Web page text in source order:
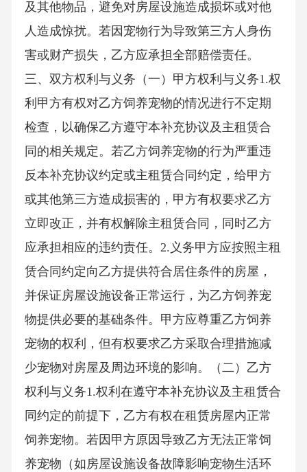
及其他物品，避免对房屋设施造成损坏或对他
人造成惊扰。若因宠物行为导致第三方人身伤
害或财产损失，乙方应承担全部赔偿责任。
三、双方权利与义务（一）甲方权利与义务1.权
利甲方有权对乙方饲养宠物的情况进行不定期
检查，以确保乙方遵守本补充协议及主租赁合
同的相关规定。若乙方饲养宠物的行为严重违
反本补充协议约定或主租赁合同约定，给甲方
或其他第三方造成损害的，甲方有权要求乙方
立即改正，并有权解除主租赁合同，同时乙方
应承担相应的违约责任。2.义务甲方应按照主租
赁合同约定向乙方提供符合居住条件的房屋，
并保证房屋设施设备正常运行，为乙方饲养宠
物提供必要的基础条件。甲方应尊重乙方饲养
宠物的权利，但有权要求乙方采取合理措施减
少宠物对房屋及周边环境的影响。（二）乙方
权利与义务1.权利在遵守本补充协议及主租赁合
同约定的前提下，乙方有权在租赁房屋内正常
饲养宠物。若因甲方原因导致乙方无法正常饲
养宠物（如房屋设施设备故障影响宠物生活环